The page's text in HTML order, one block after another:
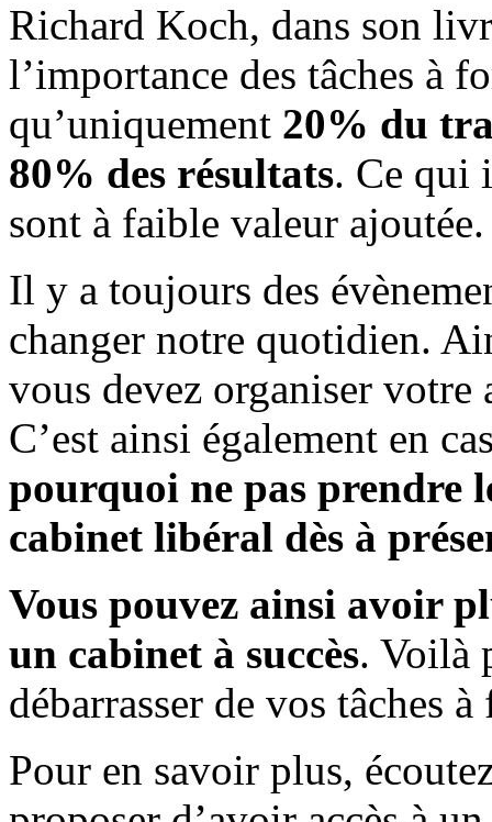
Richard Koch, dans son
l’importance des tâches à
qu’uniquement 20% du
80% des résultats. Ce qui
sont à faible valeur ajoutée.
Il y a toujours des
changer notre quotidien.
vous devez organiser
C’est ainsi également en
pourquoi ne pas prendre
cabinet libéral dès à
Vous pouvez ainsi avoir
un cabinet à succès. Voilà
débarrasser de vos tâches
Pour en savoir plus,